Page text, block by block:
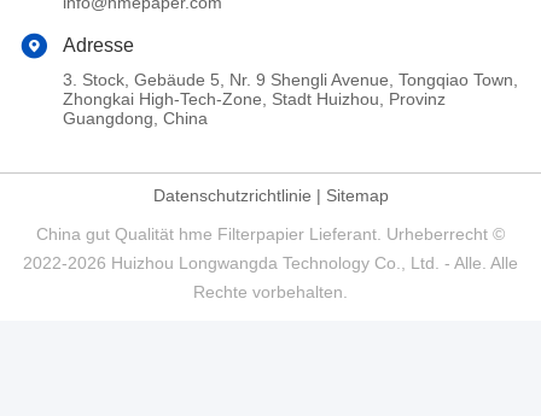
Adresse
3. Stock, Gebäude 5, Nr. 9 Shengli Avenue, Tongqiao Town,
Zhongkai High-Tech-Zone, Stadt Huizhou, Provinz
Guangdong, China
Datenschutzrichtlinie | Sitemap
China gut Qualität hme Filterpapier Lieferant. Urheberrecht ©
2022-2026 Huizhou Longwangda Technology Co., Ltd. - Alle. Alle
Rechte vorbehalten.